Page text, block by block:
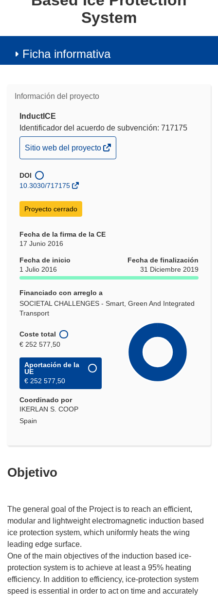
System
Ficha informativa
Información del proyecto
InductICE
Identificador del acuerdo de subvención: 717175
(se
abrirá
una
ventana)
Sitio web del proyecto
DOI
10.3030/717175
Proyecto cerrado
Fecha de la firma de la CE
17 Junio 2016
Fecha de inicio
1 Julio 2016
Fecha de finalización
31 Diciembre 2019
Financiado con arreglo a
SOCIETAL CHALLENGES - Smart, Green And Integrated
Transport
Coste total
€ 252 577,50
Aportación de la
UE
€ 252 577,50
Coordinado por
IKERLAN S. COOP
Spain
Objetivo
The general goal of the Project is to reach an efficient,
modular and lightweight electromagnetic induction based
ice protection system, which uniformly heats the wing
leading edge surface.
One of the main objectives of the induction based ice-
protection system is to achieve at least a 95% heating
efficiency. In addition to efficiency, ice-protection system
speed is essential in order to act on time and accurately